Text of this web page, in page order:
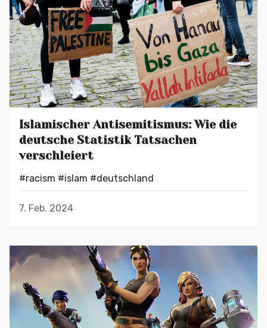
Islamischer Antisemitismus: Wie die
deutsche Statistik Tatsachen
verschleiert
#racism #islam #deutschland
7. Feb. 2024